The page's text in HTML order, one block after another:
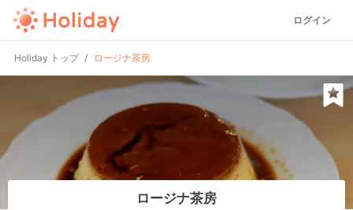
ログイン
Holiday トップ ロージナ茶房
ロージナ茶房